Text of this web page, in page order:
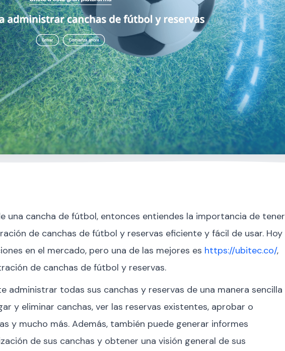
una cancha de fútbol, entonces entiendes la importancia de tener
de canchas de fútbol y reservas eficiente y fácil de usar. Hoy
en el mercado, pero una de las mejores es https://ubitec.co/,
de canchas de fútbol y reservas.
administrar todas sus canchas y reservas de una manera sencilla
y eliminar canchas, ver las reservas existentes, aprobar o
y mucho más. Además, también puede generar informes
de sus canchas y obtener una visión general de sus